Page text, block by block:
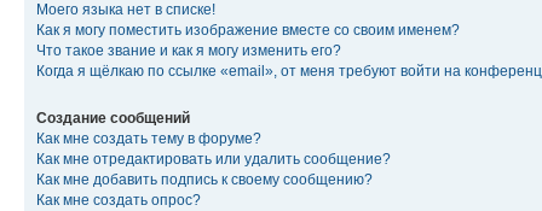
Моего языка нет в списке!
Как я могу поместить изображение вместе со своим именем?
Что такое звание и как я могу изменить его?
Когда я щёлкаю по ссылке «email», от меня требуют войти на
Создание сообщений
Как мне создать тему в форуме?
Как мне отредактировать или удалить сообщение?
Как мне добавить подпись к своему сообщению?
Как мне создать опрос?